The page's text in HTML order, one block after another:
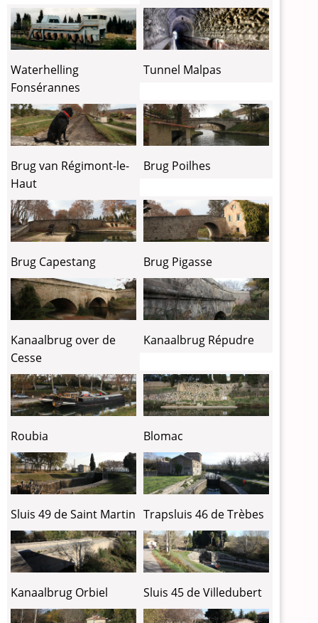
Waterhelling
Fonsérannes
Tunnel Malpas
Brug van Régimont-le-
Haut
Brug Poilhes
Brug Capestang Brug Pigasse
Kanaalbrug over de
Cesse
Kanaalbrug Répudre
Roubia Blomac
Sluis 49 de Saint Martin Trapsluis 46 de Trèbes
Kanaalbrug Orbiel Sluis 45 de Villedubert